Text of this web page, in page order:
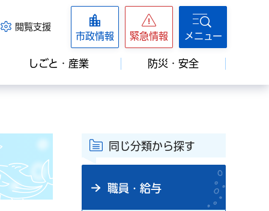
閲覧支援
市政情報 緊急情報 メニュー
しごと・産業 防災・安全
同じ分類から探す
職員・給与